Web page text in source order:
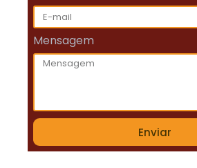
Mensagem
Enviar